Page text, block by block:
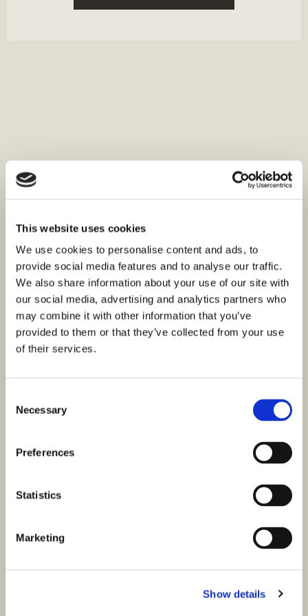
This website uses cookies
We use cookies to personalise content and ads, to
provide social media features and to analyse our traffic.
We also share information about your use of our site with
our social media, advertising and analytics partners who
may combine it with other information that you’ve
provided to them or that they’ve collected from your use
of their services.
Selection
Necessary
Preferences
Statistics
Marketing
Show details